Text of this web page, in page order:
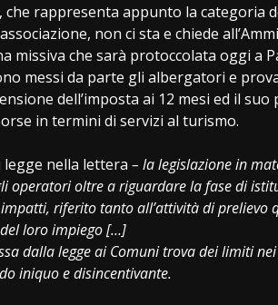
che rappresenta appunto la
non ci sta e chiede
missiva che sarà protoccolata oggi a
messi da parte gli albergatori e
dell’imposta ai 12 mesi ed il
in termini di servizi al turismo.
legge nella lettera – la legislazione in
operatori oltre a riguardare la fase di
riferito tanto all’attività di prelievo
loro impiego […]
dalla legge ai Comuni trova dei limiti
iniquo e disincentivante.